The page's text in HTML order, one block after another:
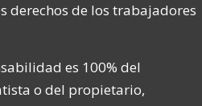
derechos de los trabajadores
es 100% del
o del propietario,